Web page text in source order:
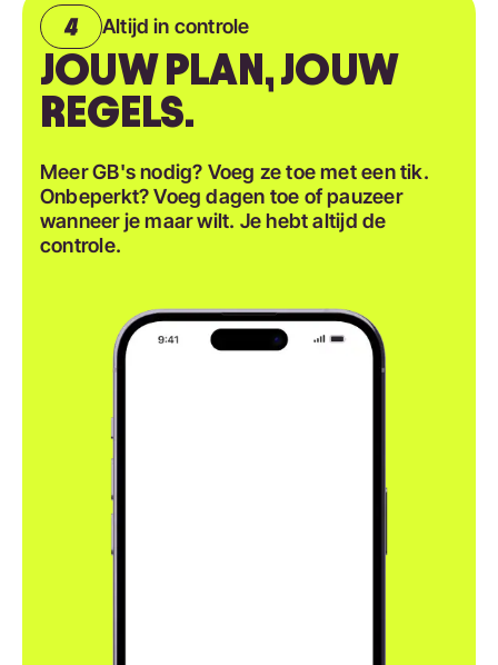
Altijd in controle
JOUW PLAN, JOUW
REGELS.
Meer GB's nodig? Voeg ze toe met een tik.
Onbeperkt? Voeg dagen toe of pauzeer
wanneer je maar wilt. Je hebt altijd de
controle.